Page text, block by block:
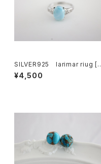
SILVER925 larimar riug [k
gf5198]
¥4,500